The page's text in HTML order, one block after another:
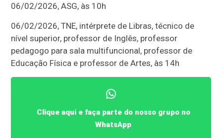
06/02/2026, ASG, às 10h
06/02/2026, TNE, intérprete de Libras, técnico de
nível superior, professor de Inglês, professor
pedagogo para sala multifuncional, professor de
Educação Física e professor de Artes, às 14h
Clique aqui e faça parte do nosso grupo no
WhatsApp